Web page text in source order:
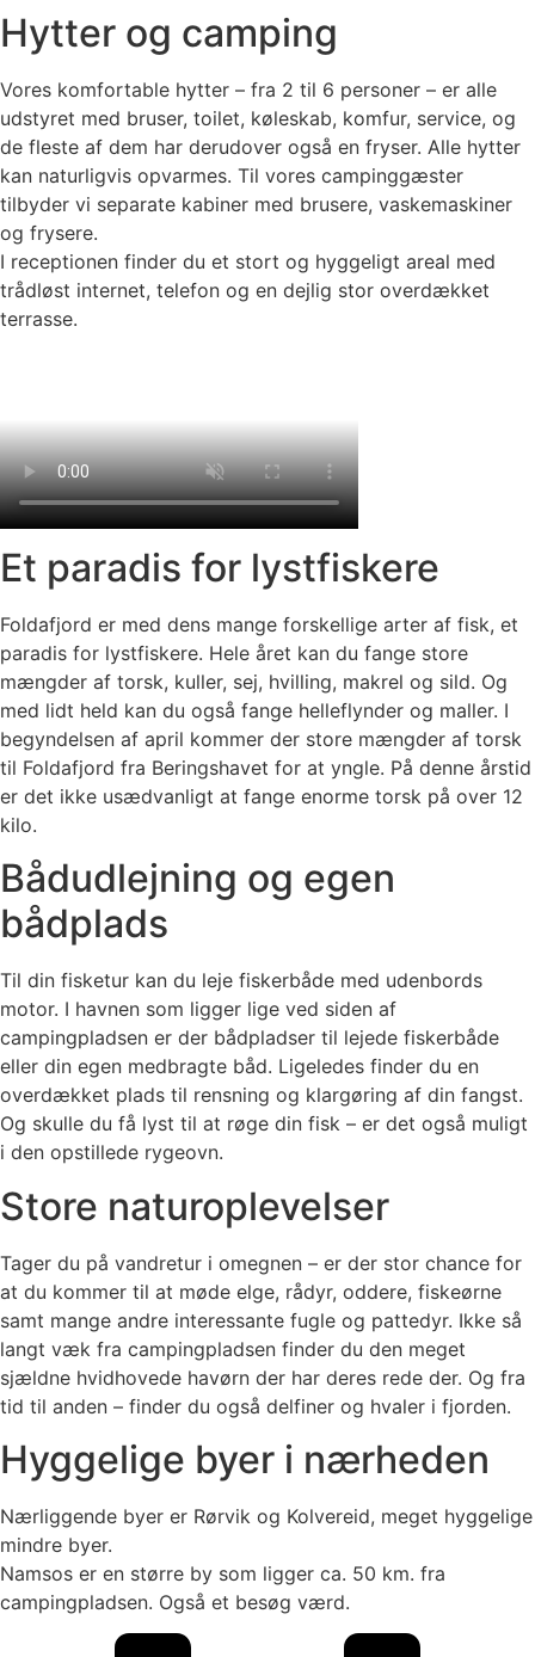
Hytter og camping
Vores komfortable hytter – fra 2 til 6 personer – er alle
udstyret med bruser, toilet, køleskab, komfur, service, og
de fleste af dem har derudover også en fryser. Alle hytter
kan naturligvis opvarmes. Til vores campinggæster
tilbyder vi separate kabiner med brusere, vaskemaskiner
og frysere.
I receptionen finder du et stort og hyggeligt areal med
trådløst internet, telefon og en dejlig stor overdækket
terrasse.
Et paradis for lystfiskere
Foldafjord er med dens mange forskellige arter af fisk, et
paradis for lystfiskere. Hele året kan du fange store
mængder af torsk, kuller, sej, hvilling, makrel og sild. Og
med lidt held kan du også fange helleflynder og maller. I
begyndelsen af april kommer der store mængder af torsk
til Foldafjord fra Beringshavet for at yngle. På denne årstid
er det ikke usædvanligt at fange enorme torsk på over 12
kilo.
Bådudlejning og egen
bådplads
Til din fisketur kan du leje fiskerbåde med udenbords
motor. I havnen som ligger lige ved siden af
campingpladsen er der bådpladser til lejede fiskerbåde
eller din egen medbragte båd. Ligeledes finder du en
overdækket plads til rensning og klargøring af din fangst.
Og skulle du få lyst til at røge din fisk – er det også muligt
i den opstillede rygeovn.
Store naturoplevelser
Tager du på vandretur i omegnen – er der stor chance for
at du kommer til at møde elge, rådyr, oddere, fiskeørne
samt mange andre interessante fugle og pattedyr. Ikke så
langt væk fra campingpladsen finder du den meget
sjældne hvidhovede havørn der har deres rede der. Og fra
tid til anden – finder du også delfiner og hvaler i fjorden.
Hyggelige byer i nærheden
Nærliggende byer er Rørvik og Kolvereid, meget hyggelige
mindre byer.
Namsos er en større by som ligger ca. 50 km. fra
campingpladsen. Også et besøg værd.